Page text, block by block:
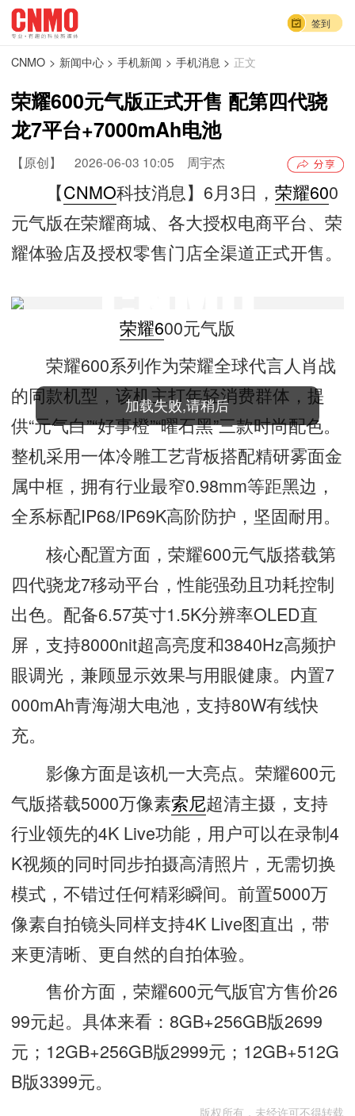
加载失败,请稍后
签到
CNMO > 新闻中心 > 手机新闻 > 手机消息 > 正文
荣耀600元气版正式开售 配第四代骁
龙7平台+7000mAh电池
【原创】 2026-06-03 10:05 周宇杰
【CNMO科技消息】6月3日，荣耀600
元气版在荣耀商城、各大授权电商平台、荣
耀体验店及授权零售门店全渠道正式开售。
荣耀600元气版
荣耀600系列作为荣耀全球代言人肖战
的同款机型，该机主打年轻消费群体，提
供“元气白”“好事橙”“曜石黑”三款时尚配色。
整机采用一体冷雕工艺背板搭配精研雾面金
属中框，拥有行业最窄0.98mm等距黑边，
全系标配IP68/IP69K高阶防护，坚固耐用。
核心配置方面，荣耀600元气版搭载第
四代骁龙7移动平台，性能强劲且功耗控制
出色。配备6.57英寸1.5K分辨率OLED直
屏，支持8000nit超高亮度和3840Hz高频护
眼调光，兼顾显示效果与用眼健康。内置7
000mAh青海湖大电池，支持80W有线快
充。
影像方面是该机一大亮点。荣耀600元
气版搭载5000万像素索尼超清主摄，支持
行业领先的4K Live功能，用户可以在录制4
K视频的同时同步拍摄高清照片，无需切换
模式，不错过任何精彩瞬间。前置5000万
像素自拍镜头同样支持4K Live图直出，带
来更清晰、更自然的自拍体验。
售价方面，荣耀600元气版官方售价26
99元起。具体来看：8GB+256GB版2699
元；12GB+256GB版2999元；12GB+512G
B版3399元。
版权所有，未经许可不得转载